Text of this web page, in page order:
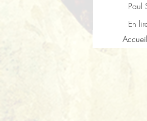
Paul
En
Accueil